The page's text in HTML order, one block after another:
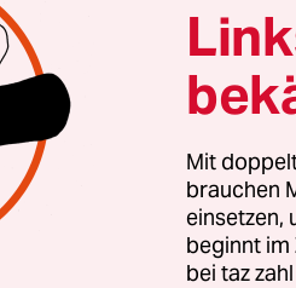
griechische und mehrere
unter
gewesen. So
der WM in Katar. In
Union mit der
von Milliarden
die spätestens diese
Brüssel, um
Mit
brauchen
einsetzen,
beginnt im
bei taz